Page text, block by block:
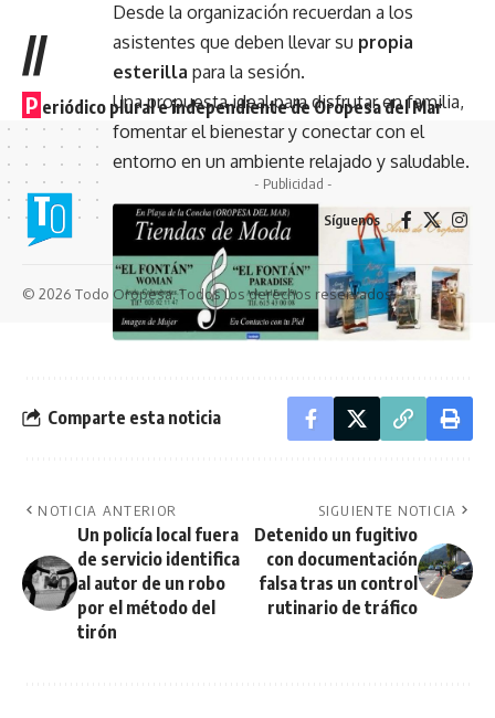
Desde la organización recuerdan a los
asistentes que deben llevar su propia
esterilla para la sesión.
Una propuesta ideal para disfrutar en familia,
fomentar el bienestar y conectar con el
entorno en un ambiente relajado y saludable.
- Publicidad -
Comparte esta noticia
NOTICIA ANTERIOR
Un policía local fuera
de servicio identifica
al autor de un robo
por el método del
tirón
SIGUIENTE NOTICIA
Detenido un fugitivo
con documentación
falsa tras un control
rutinario de tráfico
//
P eriódico plural e independiente de Oropesa del Mar
Síguenos
© 2026 Todo Oropesa. Todos los derechos reservados.